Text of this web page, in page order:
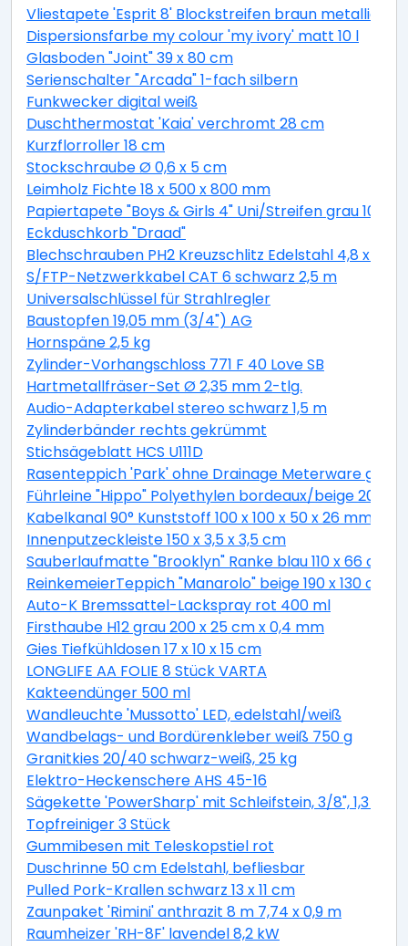
Vliestapete 'Esprit 8' Blockstreifen braun metallic
Dispersionsfarbe my colour 'my ivory' matt 10 l
Glasboden "Joint" 39 x 80 cm
Serienschalter "Arcada" 1-fach silbern
Funkwecker digital weiß
Duschthermostat 'Kaia' verchromt 28 cm
Kurzflorroller 18 cm
Stockschraube Ø 0,6 x 5 cm
Leimholz Fichte 18 x 500 x 800 mm
Papiertapete "Boys & Girls 4" Uni/Streifen grau 10,05
Eckduschkorb "Draad"
Blechschrauben PH2 Kreuzschlitz Edelstahl 4,8 x 19
S/FTP-Netzwerkkabel CAT 6 schwarz 2,5 m
Universalschlüssel für Strahlregler
Baustopfen 19,05 mm (3/4") AG
Hornspäne 2,5 kg
Zylinder-Vorhangschloss 771 F 40 Love SB
Hartmetallfräser-Set Ø 2,35 mm 2-tlg.
Audio-Adapterkabel stereo schwarz 1,5 m
Zylinderbänder rechts gekrümmt
Stichsägeblatt HCS U111D
Rasenteppich 'Park' ohne Drainage Meterware
Führleine "Hippo" Polyethylen bordeaux/beige 200
Kabelkanal 90° Kunststoff 100 x 100 x 50 x 26 mm
Innenputzeckleiste 150 x 3,5 x 3,5 cm
Sauberlaufmatte "Brooklyn" Ranke blau 110 x 66 cm
ReinkemeierTeppich "Manarolo" beige 190 x 130 cm
Auto-K Bremssattel-Lackspray rot 400 ml
Firsthaube H12 grau 200 x 25 cm x 0,4 mm
Gies Tiefkühldosen 17 x 10 x 15 cm
LONGLIFE AA FOLIE 8 Stück VARTA
Kakteendünger 500 ml
Wandleuchte 'Mussotto' LED, edelstahl/weiß
Wandbelags- und Bordürenkleber weiß 750 g
Granitkies 20/40 schwarz-weiß, 25 kg
Elektro-Heckenschere AHS 45-16
Sägekette 'PowerSharp' mit Schleifstein, 3/8", 1,3
Topfreiniger 3 Stück
Gummibesen mit Teleskopstiel rot
Duschrinne 50 cm Edelstahl, befliesbar
Pulled Pork-Krallen schwarz 13 x 11 cm
Zaunpaket 'Rimini' anthrazit 8 m 7,74 x 0,9 m
Raumheizer 'RH-8F' lavendel 8,2 kW